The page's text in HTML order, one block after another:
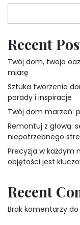
Recent
Twój dom, twoja
miarę
Sztuka tworzenia
porady i inspiracje
Twój dom marzeń:
Remontuj z głową:
niepotrzebnego
Precyzja w każdym
objętości jest
Recent
Brak komentarzy